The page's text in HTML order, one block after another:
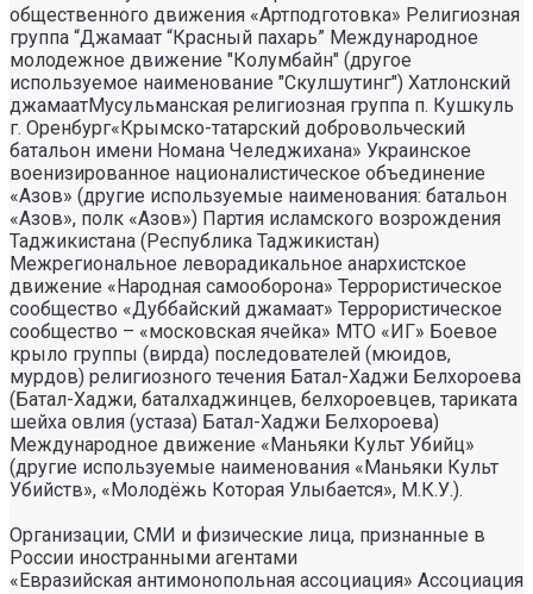
общественного движения «Артподготовка» Религиозная
группа “Джамаат “Красный пахарь” Международное
молодежное движение "Колумбайн" (другое
используемое наименование "Скулшутинг") Хатлонский
джамаатМусульманская религиозная группа п. Кушкуль
г. Оренбург«Крымско-татарский добровольческий
батальон имени Номана Челеджихана» Украинское
военизированное националистическое объединение
«Азов» (другие используемые наименования: батальон
«Азов», полк «Азов») Партия исламского возрождения
Таджикистана (Республика Таджикистан)
Межрегиональное леворадикальное анархистское
движение «Народная самооборона» Террористическое
сообщество «Дуббайский джамаат» Террористическое
сообщество – «московская ячейка» МТО «ИГ» Боевое
крыло группы (вирда) последователей (мюидов,
мурдов) религиозного течения Батал-Хаджи Белхороева
(Батал-Хаджи, баталхаджинцев, белхороевцев, тариката
шейха овлия (устаза) Батал-Хаджи Белхороева)
Международное движение «Маньяки Культ Убийц»
(другие используемые наименования «Маньяки Культ
Убийств», «Молодёжь Которая Улыбается», М.К.У.).
Организации, СМИ и физические лица, признанные в
России иностранными агентами
«Евразийская антимонопольная ассоциация» Ассоциация некоммерческих организаций «В защиту прав избирателей «ГОЛОС» Региональная общественная правозащитная организация «Союз «Женщины Дона» Автономная некоммерческая научно- исследовательская организация «Центр социальной политики и гендерных исследований» Региональная общественная организация в защиту демократических прав и свобод «ГОЛОС» Некоммерческая организация Фонд «Костромской центр поддержки общественных инициатив» Калининградская региональная общественная организация «Экозащита!-Женсовет» Фонд содействия защите прав и свобод граждан «Общественный вердикт» Межрегиональная общественная организация Правозащитный Центр «Мемориал» Автономная некоммерческая организация «Юристы за конституционные права и свободы» Межрегиональная Ассоциация правозащитных общественных объединений «Правозащитная ассоциация» Санкт-Петербургская региональная общественная правозащитная организация «Солдатские матери Санкт-Петербурга» Фонд «Институт Развития Свободы Информации» Автономная некоммерческая организация «Научный центр международных исследований «ПИР» Ассоциация «Партнерство для развития» (Саратовская региональная общественная благотворительная организация) Частное учреждение «Информационное агентство МЕМО. РУ» Некоммерческое партнерство «Институт региональной прессы» Автономная некоммерческая организация «Московская школа гражданского просвещения» Архангельская региональная общественная организация социально- психологической и правовой помощи лесбиянкам, геям, бисексуалам и трансгендерам (ЛГБТ) «Ракурс» Карачаево-Черкесская Республиканская молодежная общественная организация «Союз молодых политологов» Общероссийское общественное движение защиты прав человека «За права человека» Краснодарская краевая общественная организация выпускников вузов Калининградская региональная общественная организация «Правозащитный центр» Региональная общественная организация «Общественная комиссия по сохранению наследия академика Сахарова» Санкт-Петербургская правозащитная общественная организация «Лига избирательниц» Фонд поддержки свободы прессы Санкт-Петербургская общественная правозащитная организация «Гражданский контроль» Автономная некоммерческая организация информационных и правовых услуг «Ресурсный правозащитный центр» Межрегиональная общественная правозащитная организация «Человек и Закон» Автономная некоммерческая организация «Центр социального проектирования «Возрождение» Межрегиональная общественная организация «Информационно- просветительский центр «Мемориал» Межрегиональная общественная организация «Комитет против пыток» «Частное учреждение в Санкт- Петербурге по административной поддержке реализации программ и проектов Совета Министров северных стран» Автономная некоммерческая правозащитная организация «Молодежный центр консультации и тренинга» Еврейское областное региональное отделение Общероссийской общественной организации «Муниципальная Академия» Некоммерческое партнерство «Институт развития прессы-Сибирь» Мурманская региональная общественная организация «Центр социально-психологической помощи и правовой поддержки жертв дискриминации и гомофобии «Максимум» Межрегиональный общественный фонд содействия развитию гражданского общества «ГОЛОС – Поволжье» Межрегиональная благотворительная общественная организация «Сибирский экологический центр» Фонд «Центр гражданского анализа и независимых исследований «ГРАНИ» Городская общественная организация «Самарский центр гендерных исследований» Региональный Фонд «Центр Защиты Прав Средств Массовой Информации» Челябинский региональный благотворительный общественный фонд «За природу» Челябинское региональное экологическое общественное движение «За природу» Общественное региональное движение «Новгородский Женский Парламент» Самарская региональная общественная организация содействия гармонизации межнациональных отношений «АЗЕРБАЙДЖАН» Мурманская региональная молодежная общественная организация «Гуманистическое движение молодежи» Мурманская региональная общественная экологическая организация «Беллона-Мурманск» Частное учреждение дополнительного профессионального образования «Учебный центр экологии и безопасности» Фонд поддержки социальных проектов «Миграция XXI век» Ростовская городская общественная организация «ЭКО-ЛОГИКА» Автономная некоммерческая организация «Центр антикоррупционных исследований и инициатив «Трансперенси Интернешнл-Р» Озерская городская социально- экологическая общественная организация «Планета надежд» Новосибирский областной общественный фонд «Фонд защиты прав потребителей» Региональная общественная благотворительная организация помощи беженцам и мигрантам «Гражданское содействие» Фонд поддержки расследовательской журналистики – Фонд 19/29 Калининградская региональная общественная организация информационно-правовых программ «Женская лига» Автономная некоммерческая организация «Мемориальный центр истории политических репрессий «Пермь-36» Ассоциация «Экспертно-правовое партнерство «Союз» Некоммерческое партнерство «Клуб бухгалтеров и аудиторов некоммерческих организаций» «Частное учреждение в Калининграде по административной поддержке реализации программ и проектов Совета Министров северных стран» Межрегиональная благотворительная общественная организация «Центр развития некоммерческих организаций» Негосударственное образовательное учреждение дополнительного профессионального образования (повышение квалификации) специалистов «АКАДЕМИЯ ПО ПРАВАМ ЧЕЛОВЕКА» Свердловская региональная общественная организация «Сутяжник» Нижегородская региональная общественная организация «Экологический центр «Дронт» ФОНД НЕКОММЕРЧЕСКИХ ПРОГРАММ ДМИТРИЯ ЗИМИНА «ДИНАСТИЯ» НЕКОММЕРЧЕСКАЯ ОРГАНИЗАЦИЯ НАУЧНЫЙ ФОНД ТЕОРЕТИЧЕСКИХ И ПРИКЛАДНЫХ ИССЛЕДОВАНИЙ «ЛИБЕРАЛЬНАЯ МИССИЯ» Территориальное объединение работодателей «Ефремовский районный союз промышленников и предпринимателей» Региональная общественная организация «Центр независимых исследователей Республики Алтай» ФОНД "СИБИРСКИЙ ЦЕНТР ПОДДЕРЖКИ ОБЩЕСТВЕННЫХ ИНИЦИАТИВ" РЕСПУБЛИКАНСКАЯ МОЛОДЕЖНАЯ ОБЩЕСТВЕННАЯ ОРГАНИЗАЦИЯ «НУОРИ КАРЬЯЛА» («МОЛОДАЯ КАРЕЛИЯ) МЕЖРЕГИОНАЛЬНЫЙ ОБЩЕСТВЕННЫЙ ФОНД МИРА НА ЮГЕ И СЕВЕРНОМ КАВКАЗЕ Автономная некоммерческая организация «Центр независимых социологических исследований» Автономная некоммерческая организация «Центр информации «ФРИИНФОРМ» Региональная общественная организация содействия охране репродуктивного здоровья граждан «Народонаселение и Развитие» Алтайская краевая общественная организация «Геблеровское экологическое общество» АССОЦИАЦИЯ «СОДЕЙСТВИЕ В ПРАВОВОЙ ЗАЩИТЕ НАСЕЛЕНИЯ «ПРАВОВАЯ ОСНОВА» Межрегиональная общественная организация «Северная природоохранная коалиция» КОМИ РЕГИОНАЛЬНАЯ ОБЩЕСТВЕННАЯ ОРГАНИЗАЦИЯ «КОМИССИЯ ПО ЗАЩИТЕ ПРАВ ЧЕЛОВЕКА «МЕМОРИАЛ» Алтайский краевой эколого- культурный общественный фонд «Алтай-21век» МЕЖРЕГИОНАЛЬНЫЙ ОБЩЕСТВЕННЫЙ ФОНД СОДЕЙСТВИЯ РАЗВИТИЮ ГРАЖДАНСКОГО ОБЩЕСТВА «ГОЛОС – УРАЛ» ФОНД ПОДДЕРЖКИ СРЕДСТВ МАССОВОЙ ИНФОРМАЦИИ «СРЕДА» Нижегородская областная социально- экологическая общественная организация «Зеленый мир» ФОНД «ГРАЖДАНСКОЕ ДЕЙСТВИЕ» Некоммерческое партнерство «Альянс фондов местных сообществ Пермского края» Кабардино-Балкарский республиканский общественный правозащитный центр Региональное отделение Общероссийского общественного движения «За права человека» ЧЕЧЕНСКАЯ РЕГИОНАЛЬНАЯ ОБЩЕСТВЕННАЯ ОРГАНИЗАЦИЯ «ПРАВОЗАЩИТНЫЙ ЦЕНТР ЧЕЧЕНСКОЙ РЕСПУБЛИКИ» Межрегиональный общественный экологический фонд «ИСАР-СИБИРЬ» ОБЩЕСТВЕННАЯ ОРГАНИЗАЦИЯ «ПЕРМСКИЙ РЕГИОНАЛЬНЫЙ ПРАВОЗАЩИТНЫЙ ЦЕНТР» Региональная общественная организация по улучшению качества жизни общества «Сибирская линия жизни» Фонд в поддержку демократии «ГОЛОС» Региональная общественная организация «Еврейский общинный культурный центр Рязанской области «Хесед-Тшува» Региональная общественная организация «Экологическая вахта Сахалина» Региональная общественная организация «Экологическая вахта Сахалина» Автономная некоммерческая организация «Информационно- исследовательский центр «Ясавэй Манзара» Межрегиональная общественная благотворительная организация «Общество защиты прав потребителей и охраны окружающей среды «ПРИНЦИПЪ» Автономная некоммерческая организация «Дальневосточный центр развития гражданских инициатив и социального партнерства» Союз общественных объединений «Российский исследовательский центр по правам человека» Фонд содействия развитию гражданского общества и правам человека «Женщины Дона» Красноярское региональное экологическое общественное движение «Друзья сибирских лесов» Омская городская общественная организация «Фотоклуб «Со-бытие» Региональное общественное учреждение научно-информационный центр «МЕМОРИАЛ» Иркутская региональная общественная организация «Байкальская Экологическая Волна» Некоммерческая организация «Фонд защиты гласности» Автономная некоммерческая организация «Институт прав человека» Межрегиональная общественная организация «Центр содействия коренным малочисленным народам Севера» Местная общественная благотворительная экологическая организация Зеленый Мир Автономная некоммерческая организация «Правозащитная организация «МАШР» Калининградская региональная общественная организация содействия развитию женского сообщества «Мир женщины» Региональная общественная организация «Информационно- исследовательский центр «Панорама» Забайкальское краевое общественное учреждение «Общественный экологический центр «Даурия» Городская общественная организация «Екатеринбургское общество «МЕМОРИАЛ» Межрегиональная общественная организация «Комитет по предотвращению пыток» Межрегиональная общественная организация «Бюро общественных расследований» Нижегородская региональная общественная организация «Институт прогнозирования и урегулирования политических конфликтов» Городская общественная организация «Рязанское историко- просветительское и правозащитное общество «Мемориал» (Рязанский Мемориал) Санкт-Петербургская общественная организация «Общество содействия социальной защите граждан «Петербургская ЭГИДА» Челябинский региональный орган общественной самодеятельности